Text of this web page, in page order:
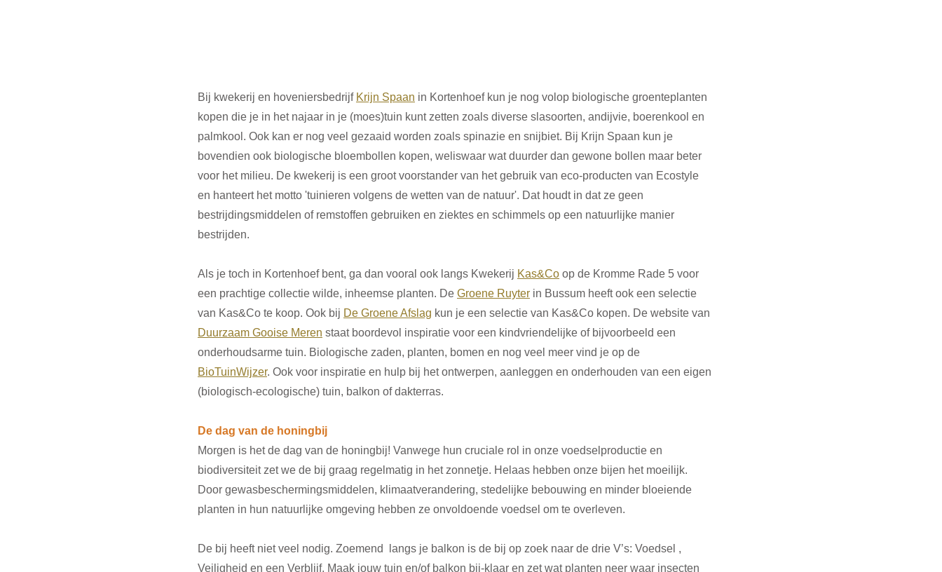
Bij kwekerij en hoveniersbedrijf Krijn Spaan in Kortenhoef kun je nog volop biologische groenteplanten
kopen die je in het najaar in je (moes)tuin kunt zetten zoals diverse slasoorten, andijvie, boerenkool en
palmkool. Ook kan er nog veel gezaaid worden zoals spinazie en snijbiet. Bij Krijn Spaan kun je
bovendien ook biologische bloembollen kopen, weliswaar wat duurder dan gewone bollen maar beter
voor het milieu. De kwekerij is een groot voorstander van het gebruik van eco-producten van Ecostyle
en hanteert het motto 'tuinieren volgens de wetten van de natuur'. Dat houdt in dat ze geen
bestrijdingsmiddelen of remstoffen gebruiken en ziektes en schimmels op een natuurlijke manier
bestrijden.
Als je toch in Kortenhoef bent, ga dan vooral ook langs Kwekerij Kas&Co op de Kromme Rade 5 voor
een prachtige collectie wilde, inheemse planten. De Groene Ruyter in Bussum heeft ook een selectie
van Kas&Co te koop. Ook bij De Groene Afslag kun je een selectie van Kas&Co kopen. De website van
Duurzaam Gooise Meren staat boordevol inspiratie voor een kindvriendelijke of bijvoorbeeld een
onderhoudsarme tuin. Biologische zaden, planten, bomen en nog veel meer vind je op de
BioTuinWijzer. Ook voor inspiratie en hulp bij het ontwerpen, aanleggen en onderhouden van een eigen
(biologisch-ecologische) tuin, balkon of dakterras.
De dag van de honingbij
Morgen is het de dag van de honingbij! Vanwege hun cruciale rol in onze voedselproductie en
biodiversiteit zet we de bij graag regelmatig in het zonnetje. Helaas hebben onze bijen het moeilijk.
Door gewasbeschermingsmiddelen, klimaatverandering, stedelijke bebouwing en minder bloeiende
planten in hun natuurlijke omgeving hebben ze onvoldoende voedsel om te overleven.
De bij heeft niet veel nodig. Zoemend  langs je balkon is de bij op zoek naar de drie V’s: Voedsel ,
Veiligheid en een Verblijf. Maak jouw tuin en/of balkon bij-klaar en zet wat planten neer waar insecten